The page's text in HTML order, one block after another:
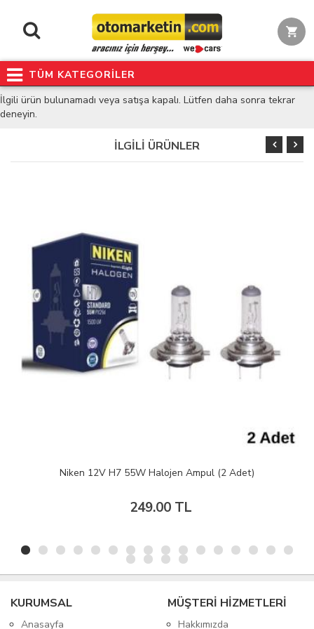
TÜM KATEGORİLER
İlgili ürün bulunamadı veya satışa kapalı. Lütfen daha sonra tekrar
deneyin.
İLGİLİ ÜRÜNLER
Niken 12V H7 55W Halojen Ampul (2 Adet)
249.00 TL
KURUMSAL
Anasayfa
MÜŞTERİ HİZMETLERİ
Hakkımızda